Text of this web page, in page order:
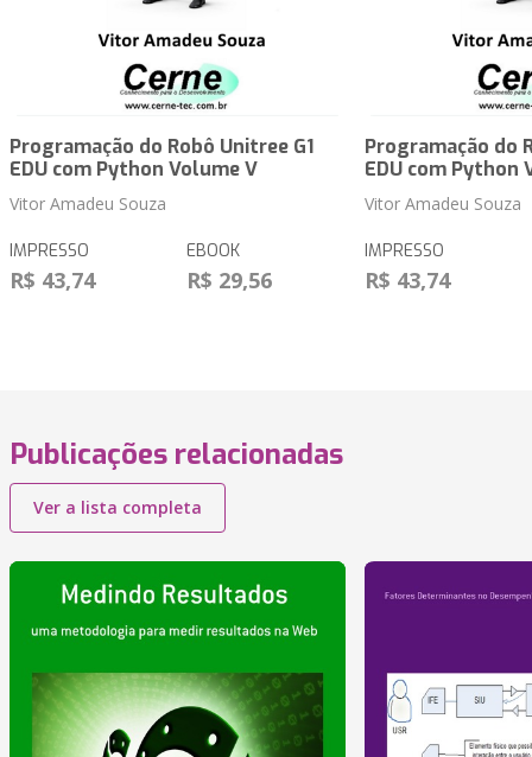
Programação do Robô Unitree G1
EDU com Python Volume V
Vitor Amadeu Souza
IMPRESSO
R$ 43,74
EBOOK
R$ 29,56
Programação do
EDU com Python
Vitor Amadeu Souza
IMPRESSO
R$ 43,74
Publicações relacionadas
Ver a lista completa